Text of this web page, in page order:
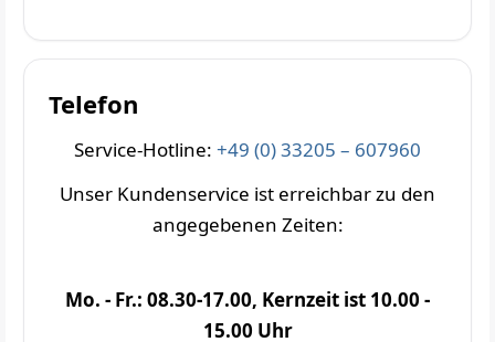
Telefon
Service-Hotline: +49 (0) 33205 – 607960
Unser Kundenservice ist erreichbar zu den
angegebenen Zeiten:
Mo. - Fr.: 08.30-17.00, Kernzeit ist 10.00 -
15.00 Uhr